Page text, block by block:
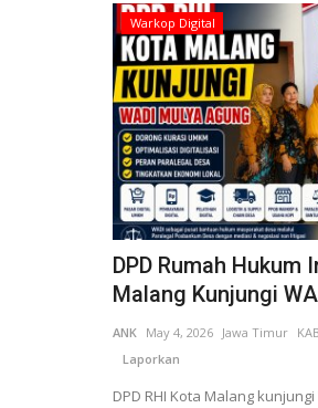
Warkop Digital
DPD Rumah Hukum
Malang Kunjungi
ANK May 4, 2026 Jawa Timur
Laporkan
DPD RHI Kota Malang